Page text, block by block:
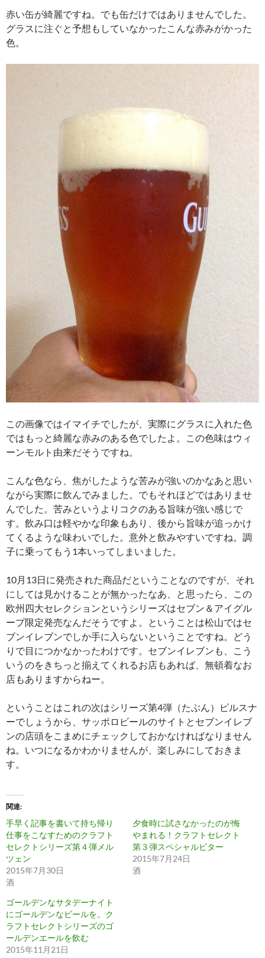
赤い缶が綺麗ですね。でも缶だけではありませんでした。
グラスに注ぐと予想もしていなかったこんな赤みがかった
色。
この画像ではイマイチでしたが、実際にグラスに入れた色
ではもっと綺麗な赤みのある色でしたよ。この色味はウィ
ーンモルト由来だそうですね。
こんな色なら、焦がしたような苦みが強いのかなあと思い
ながら実際に飲んでみました。でもそれほどではありませ
んでした。苦みというよりコクのある旨味が強い感じで
す。飲み口は軽やかな印象もあり、後から旨味が追っかけ
てくるような味わいでした。意外と飲みやすいですね。調
子に乗ってもう1本いってしまいました。
10月13日に発売された商品だということなのですが、それ
にしては見かけることが無かったなあ、と思ったら、この
欧州四大セレクションというシリーズはセブン＆アイグル
ープ限定発売なんだそうですよ。ということは松山ではセ
ブンイレブンでしか手に入らないということですね。どう
りで目につかなかったわけです。セブンイレブンも、こう
いうのをきちっと揃えてくれるお店もあれば、無頓着なお
店もありますからねー。
ということはこれの次はシリーズ第4弾（たぶん）ピルスナ
ーでしょうから、サッポロビールのサイトとセブンイレブ
ンの店頭をこまめにチェックしておかなければなりません
ね。いつになるかわかりませんが、楽しみにしておきま
す。
関連
手早く記事を書いて持ち帰り
仕事をこなすためのクラフト
セレクトシリーズ第４弾メル
ツェン
2015年7月30日
酒
夕食時に試さなかったのが悔
やまれる！クラフトセレクト
第３弾スペシャルビター
2015年7月24日
酒
ゴールデンなサタデーナイト
にゴールデンなビールを。ク
ラフトセレクトシリーズのゴ
ールデンエールを飲む
2015年11月21日